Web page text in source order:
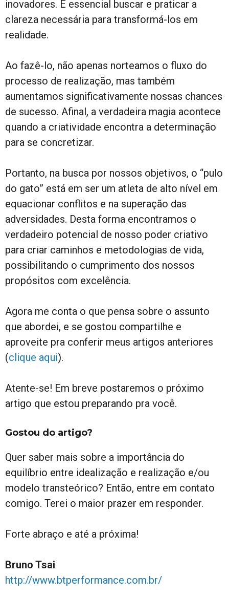
inovadores. É essencial buscar e praticar a
clareza necessária para transformá-los em
realidade.
Ao fazê-lo, não apenas norteamos o fluxo do
processo de realização, mas também
aumentamos significativamente nossas chances
de sucesso. Afinal, a verdadeira magia acontece
quando a criatividade encontra a determinação
para se concretizar.
Portanto, na busca por nossos objetivos, o “pulo
do gato” está em ser um atleta de alto nível em
equacionar conflitos e na superação das
adversidades. Desta forma encontramos o
verdadeiro potencial de nosso poder criativo
para criar caminhos e metodologias de vida,
possibilitando o cumprimento dos nossos
propósitos com excelência.
Agora me conta o que pensa sobre o assunto
que abordei, e se gostou compartilhe e
aproveite pra conferir meus artigos anteriores
(clique aqui).
Atente-se! Em breve postaremos o próximo
artigo que estou preparando pra você.
Gostou do artigo?
Quer saber mais sobre a importância do
equilíbrio entre idealização e realização e/ou
modelo transteórico? Então, entre em contato
comigo. Terei o maior prazer em responder.
Forte abraço e até a próxima!
Bruno Tsai
http://www.btperformance.com.br/